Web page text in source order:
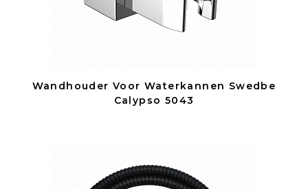
Wandhouder Voor Waterkannen Swedbe
Calypso 5043